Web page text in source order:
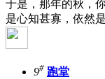
于是，那年的秋，
是心知甚寡，依然
9# 跑堂